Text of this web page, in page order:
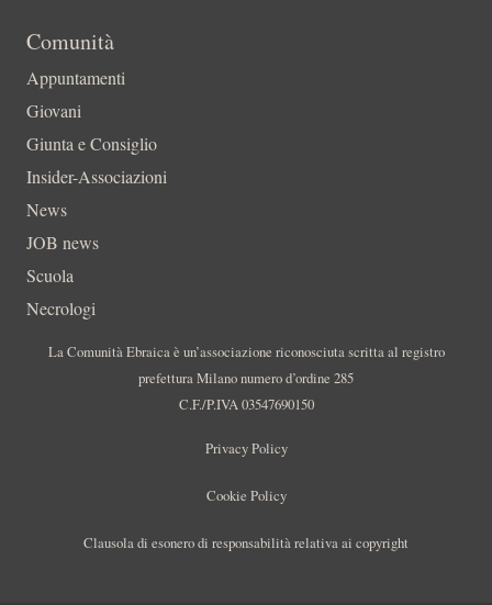
Comunità
Appuntamenti
Giovani
Giunta e Consiglio
Insider-Associazioni
News
JOB news
Scuola
Necrologi
La Comunità Ebraica è un’associazione riconosciuta scritta al registro
prefettura Milano numero d’ordine 285
C.F./P.IVA 03547690150
Privacy Policy
Cookie Policy
Clausola di esonero di responsabilità relativa ai copyright